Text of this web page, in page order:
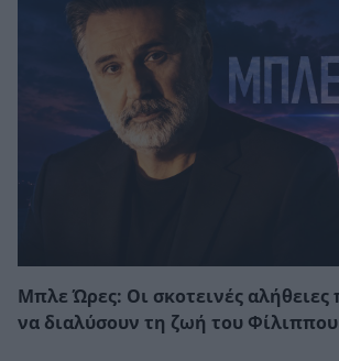
Μπλε Ώρες: Οι σκοτεινές αλήθειες
να διαλύσουν τη ζωή του Φίλιππου